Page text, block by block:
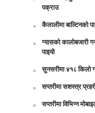
पक्राउ
कैलालीमा बाल्टिनको
ग्यासको कालोबजारी
पाइयो
सुनसरीमा ४१८ किलो
सप्तरीमा सशस्त्र
सप्तरीमा विभिन्न